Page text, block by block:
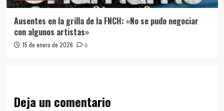
Ausentes en la grilla de la FNCH: «No se pudo negociar
con algunos artistas»
15 de enero de 2026 0
Deja un comentario